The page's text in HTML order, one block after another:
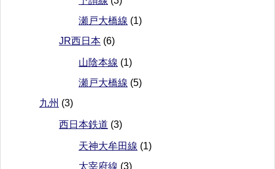
瀬戸大橋線 (1)
JR西日本 (6)
山陰本線 (1)
瀬戸大橋線 (5)
九州 (3)
西日本鉄道 (3)
天神大牟田線 (1)
太宰府線 (3)